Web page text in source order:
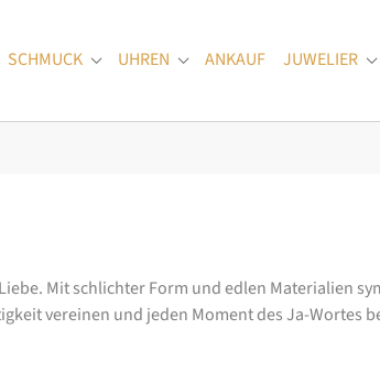
for "Trauringe"
SCHMUCK Submenu for "Schmuck"
UHREN Submenu for "Uhren"
ANKAUF JUWELIER
Mit schlichter Form und edlen Materialien
vereinen und jeden Moment des Ja-Wortes